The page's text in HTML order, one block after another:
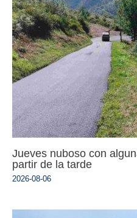
Jueves nuboso con
partir de la tarde
2026-08-06